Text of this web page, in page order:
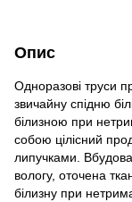
Опис
Одноразові труси
звичайну спідню
білизною при
собою цілісний
липучками.
вологу, оточена
білизну при